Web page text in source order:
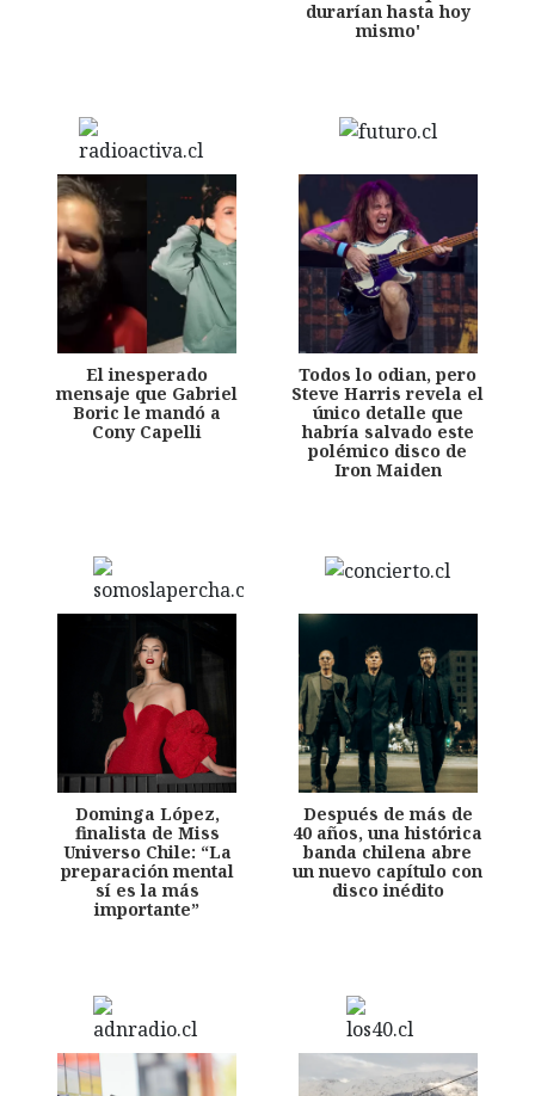
durarían hasta hoy
mismo'
El inesperado
mensaje que Gabriel
Boric le mandó a
Cony Capelli
Todos lo odian, pero
Steve Harris revela el
único detalle que
habría salvado este
polémico disco de
Iron Maiden
Dominga López,
finalista de Miss
Universo Chile: “La
preparación mental
sí es la más
importante”
Después de más de
40 años, una histórica
banda chilena abre
un nuevo capítulo con
disco inédito